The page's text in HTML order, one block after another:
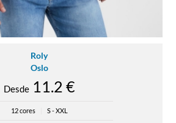
Roly
Oslo
Desde11.2 €
12 cores S - XXL